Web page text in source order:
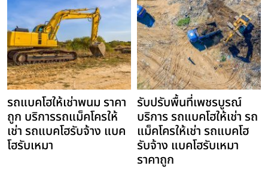
รถแบคโฮให้เช่าพนม ราคา
ถูก บริการรถแม็คโครให้
เช่า รถแบคโฮรับจ้าง แบค
โฮรับเหมา
รับปรับพื้นที่เพชรบูรณ์
บริการ รถแบคโฮให้เช่า รถ
แม็คโครให้เช่า รถแบคโฮ
รับจ้าง แบคโฮรับเหมา
ราคาถูก